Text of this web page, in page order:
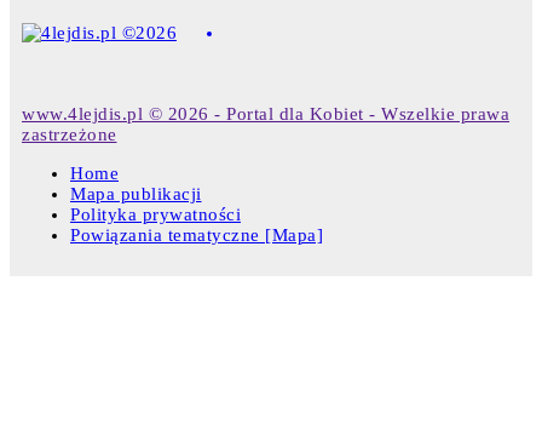
www.4lejdis.pl © 2026 - Portal dla Kobiet - Wszelkie prawa
zastrzeżone
Home
Mapa publikacji
Polityka prywatności
Powiązania tematyczne [Mapa]